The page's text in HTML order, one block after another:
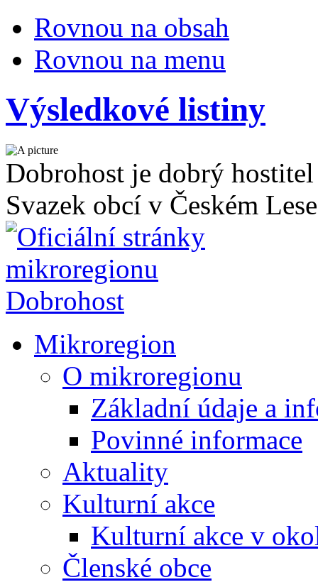
Rovnou na obsah
Rovnou na menu
Výsledkové listiny
Dobrohost je dobrý hostitel
Svazek obcí v Českém Lese
Mikroregion
O mikroregionu
Základní údaje a
Povinné informace
Aktuality
Kulturní akce
Kulturní akce v
Členské obce